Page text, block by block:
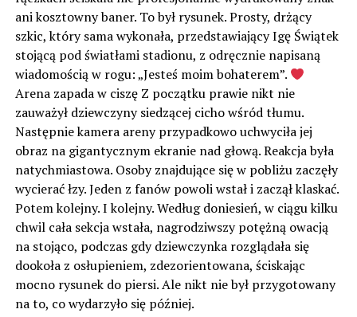
ani kosztowny baner. To był rysunek. Prosty, drżący
szkic, który sama wykonała, przedstawiający Igę Świątek
stojącą pod światłami stadionu, z odręcznie napisaną
wiadomością w rogu: „Jesteś moim bohaterem”.
Arena zapada w ciszę Z początku prawie nikt nie
zauważył dziewczyny siedzącej cicho wśród tłumu.
Następnie kamera areny przypadkowo uchwyciła jej
obraz na gigantycznym ekranie nad głową. Reakcja była
natychmiastowa. Osoby znajdujące się w pobliżu zaczęły
wycierać łzy. Jeden z fanów powoli wstał i zaczął klaskać.
Potem kolejny. I kolejny. Według doniesień, w ciągu kilku
chwil cała sekcja wstała, nagrodziwszy potężną owacją
na stojąco, podczas gdy dziewczynka rozglądała się
dookoła z osłupieniem, zdezorientowana, ściskając
mocno rysunek do piersi. Ale nikt nie był przygotowany
na to, co wydarzyło się później.